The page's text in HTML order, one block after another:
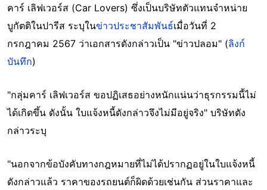
คาร์ เลิฟเวอร์ส (Car Lovers) ซึ่งเป็นบริษัทตัวแทนจำหน่าย
บูกัตติในปารีส ระบุในข่าวประชาสัมพันธ์เมื่อวันที่ 2
กรกฎาคม 2567 ว่าเอกสารดังกล่าวเป็น "ข่าวปลอม" (ลิงก์
บันทึก)
"กลุ่มคาร์ เลิฟเวอร์ส ขอปฏิเสธอย่างหนักแน่นว่าธุรกรรมนี้ไม่
ได้เกิดขึ้น ดังนั้น ใบแจ้งหนี้ดังกล่าวจึงไม่มีอยู่จริง" บริษัทดัง
กล่าวระบุ
"นอกจากข้อบังคับทางกฎหมายที่ไม่ได้ปรากฏอยู่ในใบแจ้งหนี้
ดังกล่าวแล้ว ราคาของรถยนต์ก็ผิดด้วยเช่นกัน ส่วนราคาและ